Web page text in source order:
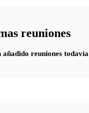
reuniones
añadido reuniones todavía